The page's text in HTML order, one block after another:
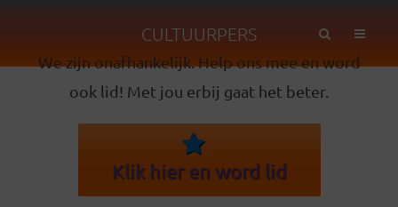
CULTUURPERS
We zijn onafhankelijk. Help ons mee en word
ook lid! Met jou erbij gaat het beter.
Klik hier en word lid